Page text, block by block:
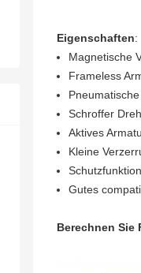
Eigenschaften:
Magnetische
Frameless
Schroffer
Aktives
Kleine
Gutes
Berechnen Sie